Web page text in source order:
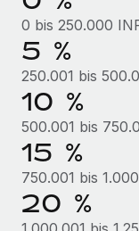
Wie Phiture
mit Remote
Phiture ist der
Mehr erfahren
0 bis 250.000
5 %
250.001 bis
10 %
500.001 bis
15 %
750.001 bis
20 %